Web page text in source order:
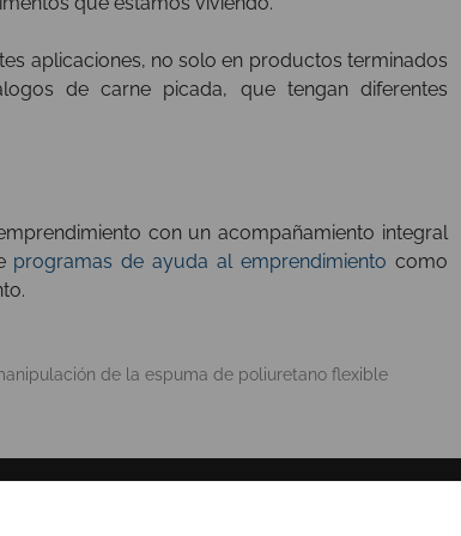
aplicaciones, no solo en productos terminados
de carne picada, que tengan diferentes
con un acompañamiento integral
programas de ayuda al emprendimiento como
de la espuma de poliuretano flexible